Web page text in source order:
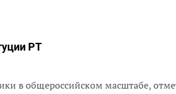
РТ
в общероссийском масштабе,